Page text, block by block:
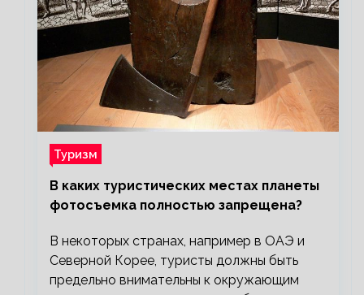
Туризм
В каких туристических местах планеты
фотосъемка полностью запрещена?
В некоторых странах, например в ОАЭ и
Северной Корее, туристы должны быть
предельно внимательны к окружающим